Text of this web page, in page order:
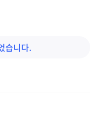
습니다.